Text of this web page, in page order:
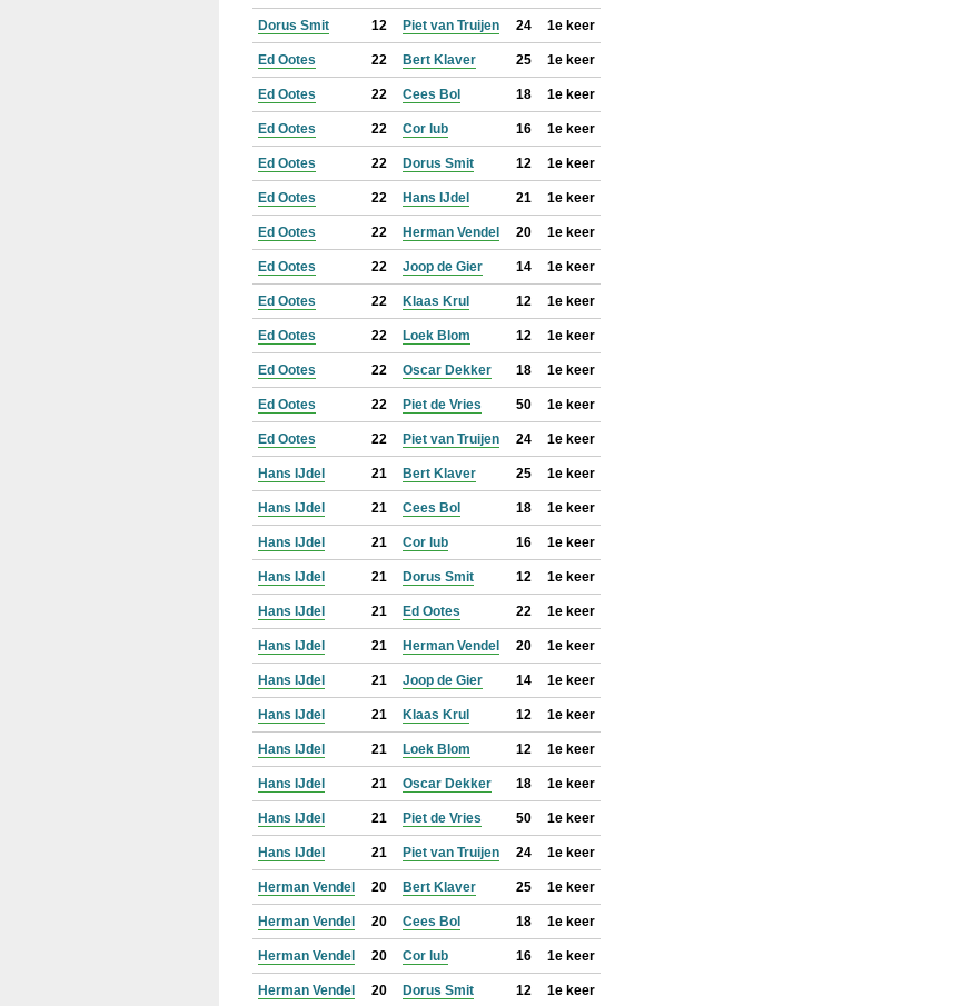
Dorus Smit 12 Piet van Truijen 24 1e keer
Ed Ootes 22 Bert Klaver 25 1e keer
Ed Ootes 22 Cees Bol 18 1e keer
Ed Ootes 22 Cor lub 16 1e keer
Ed Ootes 22 Dorus Smit 12 1e keer
Ed Ootes 22 Hans IJdel 21 1e keer
Ed Ootes 22 Herman Vendel 20 1e keer
Ed Ootes 22 Joop de Gier 14 1e keer
Ed Ootes 22 Klaas Krul 12 1e keer
Ed Ootes 22 Loek Blom 12 1e keer
Ed Ootes 22 Oscar Dekker 18 1e keer
Ed Ootes 22 Piet de Vries 50 1e keer
Ed Ootes 22 Piet van Truijen 24 1e keer
Hans IJdel 21 Bert Klaver 25 1e keer
Hans IJdel 21 Cees Bol 18 1e keer
Hans IJdel 21 Cor lub 16 1e keer
Hans IJdel 21 Dorus Smit 12 1e keer
Hans IJdel 21 Ed Ootes 22 1e keer
Hans IJdel 21 Herman Vendel 20 1e keer
Hans IJdel 21 Joop de Gier 14 1e keer
Hans IJdel 21 Klaas Krul 12 1e keer
Hans IJdel 21 Loek Blom 12 1e keer
Hans IJdel 21 Oscar Dekker 18 1e keer
Hans IJdel 21 Piet de Vries 50 1e keer
Hans IJdel 21 Piet van Truijen 24 1e keer
Herman Vendel 20 Bert Klaver 25 1e keer
Herman Vendel 20 Cees Bol 18 1e keer
Herman Vendel 20 Cor lub 16 1e keer
Herman Vendel 20 Dorus Smit 12 1e keer